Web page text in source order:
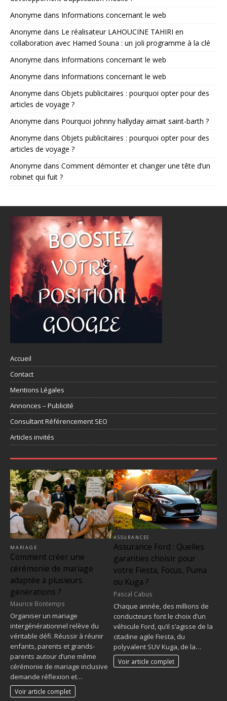
Anonyme dans Informations concernant le web
Anonyme dans Le réalisateur LAHOUCINE TAHIRI en
collaboration avec Hamed Souna : un joli programme à la clé
Anonyme dans Informations concernant le web
Anonyme dans Informations concernant le web
Anonyme dans Objets publicitaires : pourquoi opter pour des
articles de voyage ?
Anonyme dans Pourquoi johnny hallyday aimait saint-barth ?
Anonyme dans Objets publicitaires : pourquoi opter pour des
articles de voyage ?
Anonyme dans Comment démonter et changer une tête d’un
robinet qui fuit ?
Accueil
Contact
Mentions Légales
Annonces – Publicité
Consultant Référencement SEO
Articles invités
MARIAGE
Comment créer une
cérémonie de mariage
adaptée à plusieurs
générations ?
Maurice Bontemps
Organiser un mariage
intergénérationnel relève du
véritable défi. Réussir à réunir
enfants, parents et grands-
parents autour d’une même
cérémonie de mariage inclusive
demande réflexion et…
Voir article complet
ASSURANCES
Assurance Ford : Quelles
garanties choisir pour
votre Fiesta, Focus, Puma
ou Kuga ?
Pascal Cabus
Chaque année, des millions de
conducteurs font le choix d’un
véhicule Ford, qu’il s’agisse de la
citadine agile Fiesta, du
polyvalent SUV Kuga, de la…
Voir article complet